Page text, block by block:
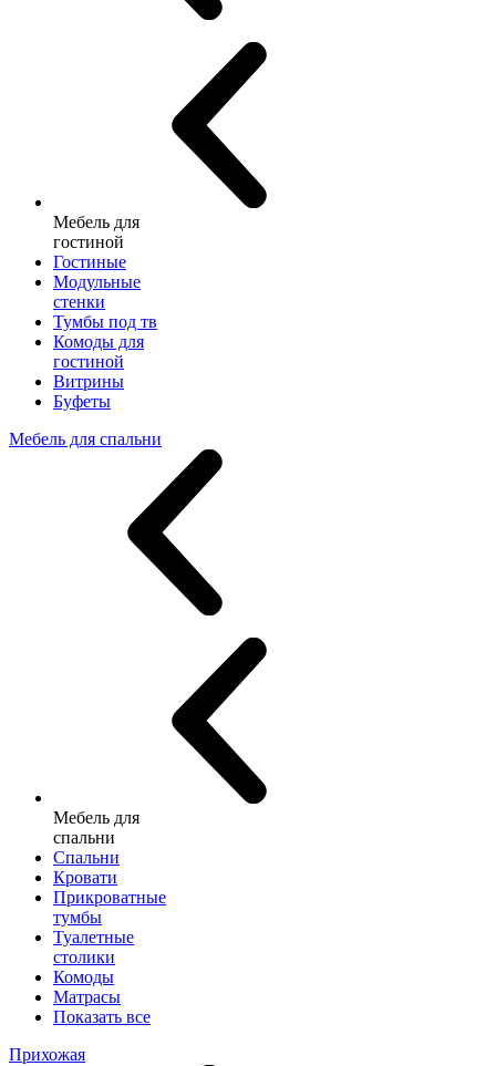
Мебель для
гостиной
Гостиные
Модульные
стенки
Тумбы под тв
Комоды для
гостиной
Витрины
Буфеты
Мебель для спальни
Мебель для
спальни
Спальни
Кровати
Прикроватные
тумбы
Туалетные
столики
Комоды
Матрасы
Показать все
Прихожая